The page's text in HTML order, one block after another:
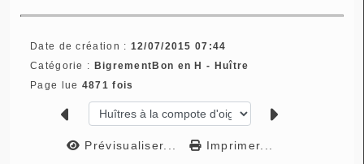
Date de création : 12/07/2015 07:44
Catégorie : BigrementBon en H - Huître
Page lue 4871 fois
Prévisualiser... Imprimer...